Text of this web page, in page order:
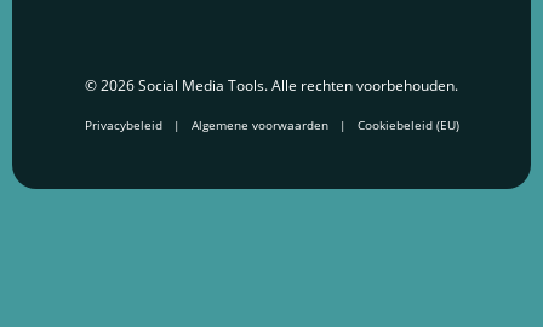
© 2026 Social Media Tools. Alle rechten voorbehouden.
Privacybeleid| Algemene voorwaarden| Cookiebeleid (EU)